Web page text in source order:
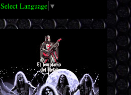
Select Language ▼